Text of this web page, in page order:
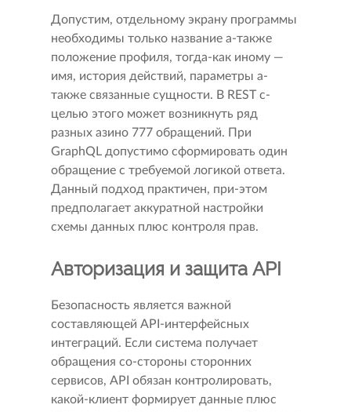
Допустим, отдельному экрану программы
необходимы только название а-также
положение профиля, тогда-как иному —
имя, история действий, параметры а-
также связанные сущности. В REST с-
целью этого может возникнуть ряд
разных азино 777 обращений. При
GraphQL допустимо сформировать один
обращение с требуемой логикой ответа.
Данный подход практичен, при-этом
предполагает аккуратной настройки
схемы данных плюс контроля прав.
Авторизация и защита API
Безопасность является важной
составляющей API-интерфейсных
интеграций. Если система получает
обращения со-стороны сторонних
сервисов, API обязан контролировать,
какой-клиент формирует данные плюс